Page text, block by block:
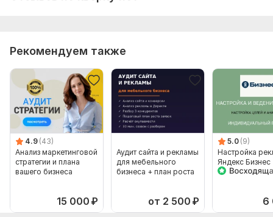
Рекомендуем также
4.9 (43)
Анализ маркетинговой
стратегии и плана
вашего бизнеса
15 000 ₽
Аудит сайта и рекламы
для мебельного
бизнеса + план роста
от 2 500 ₽
5.0 (9)
Настройка
Яндекс Бизнес
6